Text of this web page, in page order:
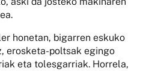
honetan, bigarren eskuko
erosketa-poltsak egingo
eta tolesgarriak. Horrela,